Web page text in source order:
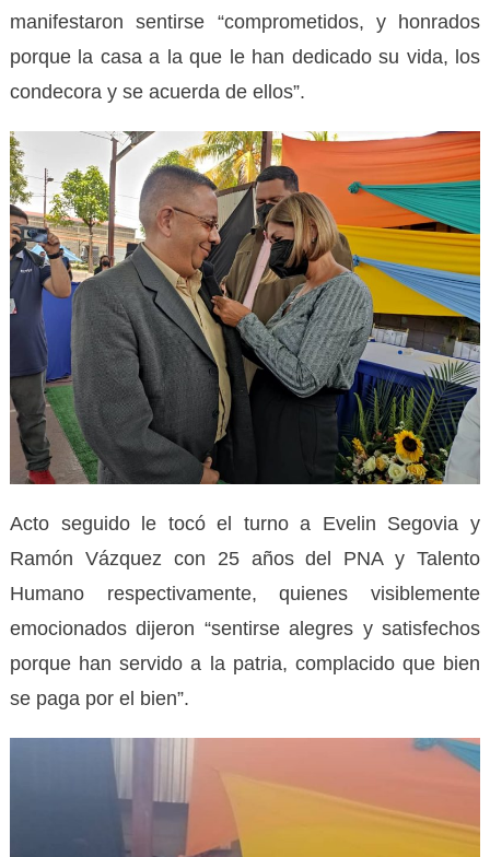
manifestaron sentirse “comprometidos, y honrados
porque la casa a la que le han dedicado su vida, los
condecora y se acuerda de ellos”.
Acto seguido le tocó el turno a Evelin Segovia y
Ramón Vázquez con 25 años del PNA y Talento
Humano respectivamente, quienes visiblemente
emocionados dijeron “sentirse alegres y satisfechos
porque han servido a la patria, complacido que bien
se paga por el bien”.